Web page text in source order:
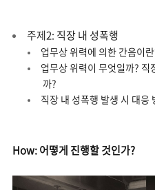
주제2: 직장 내 성폭행
업무상 위력에 의한 간음이
업무상 위력이 무엇일까?
까?
직장 내 성폭행 발생 시 대응
How: 어떻게 진행할 것인가?